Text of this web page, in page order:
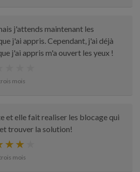
j'attends maintenant les
j'ai appris. Cependant, j'ai déjà
j'ai appris m'a ouvert les yeux !
mois
et elle fait realiser les blocage qui
trouver la solution!
mois